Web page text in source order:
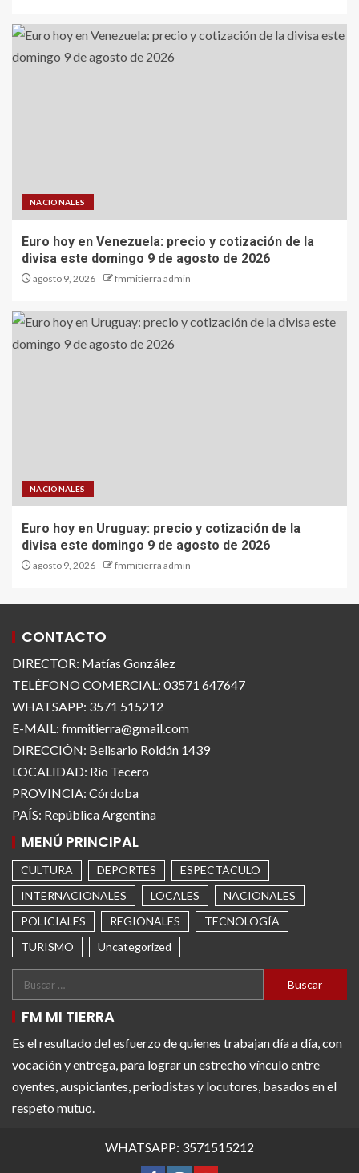
NACIONALES
Euro hoy en Venezuela: precio y cotización de la
divisa este domingo 9 de agosto de 2026
agosto 9, 2026 fmmitierra admin
NACIONALES
Euro hoy en Uruguay: precio y cotización de la
divisa este domingo 9 de agosto de 2026
agosto 9, 2026 fmmitierra admin
CONTACTO
DIRECTOR: Matías González
TELÉFONO COMERCIAL: 03571 647647
WHATSAPP: 3571 515212
E-MAIL: fmmitierra@gmail.com
DIRECCIÓN: Belisario Roldán 1439
LOCALIDAD: Río Tecero
PROVINCIA: Córdoba
PAÍS: República Argentina
MENÚ PRINCIPAL
CULTURA DEPORTES
ESPECTÁCULO
INTERNACIONALES
LOCALES
NACIONALES
POLICIALES
REGIONALES
TECNOLOGÍA
TURISMO
Uncategorized
FM MI TIERRA
Es el resultado del esfuerzo de quienes trabajan día a día, con
vocación y entrega, para lograr un estrecho vínculo entre
oyentes, auspiciantes, periodistas y locutores, basados en el
respeto mutuo.
WHATSAPP: 3571515212